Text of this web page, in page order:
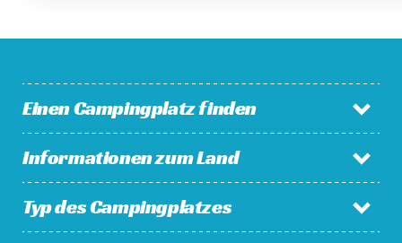
Einen Campingplatz finden
Campingplätze in den Niederlanden
Campingplätze in Belgien
Campingplätze in Luxemburg
Informationen zum Land
Niederlande
Belgien
Typ des Campingplatzes